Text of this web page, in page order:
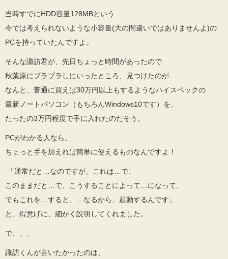
当時すでにHDD容量128MBという
今では考えられないような小容量(大の間違いではありませんよ)の
PCを持っていたんですよ。
そんな諏訪君が、先日ちょっと時間があったので
秋葉原にブラブラしにいったところ、見つけたのが…
なんと、普通に買えば30万円以上もするようなハイスペックの
最新ノートパソコン（もちろんWindows10です）を、
たったの3万円程度で手に入れたのだそう。
PCがわかる人なら、
ちょっと手を加えれば簡単に使えるものなんですよ！
「通常だと…なのですが、これは…で、
このままだと…で、こうすることによって…になって、
でもこれを…すると、…なるから、起動するんです」
と、得意げに、細かく説明してくれました。
で、、、
諏訪くんが言いたかったのは、